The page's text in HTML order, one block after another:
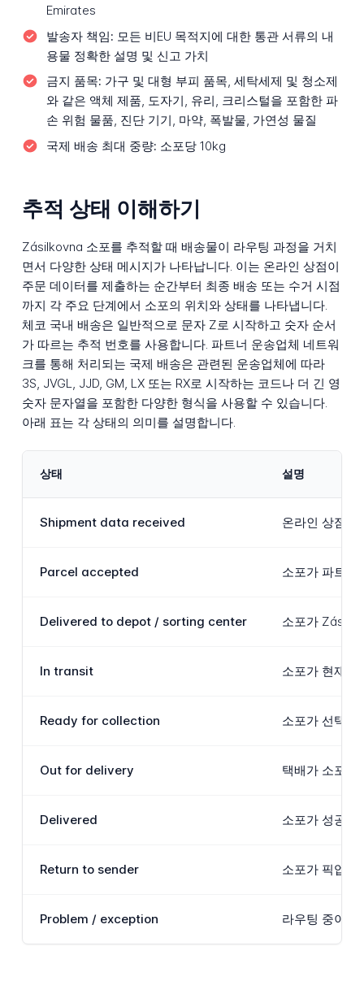
Emirates
발송자 책임: 모든 비EU 목적지에 대한 통관 서류의 내
용물 정확한 설명 및 신고 가치
금지 품목: 가구 및 대형 부피 품목, 세탁세제 및 청소제
와 같은 액체 제품, 도자기, 유리, 크리스털을 포함한 파
손 위험 물품, 진단 기기, 마약, 폭발물, 가연성 물질
국제 배송 최대 중량: 소포당 10kg
추적 상태 이해하기
Zásilkovna 소포를 추적할 때 배송물이 라우팅 과정을 거치
면서 다양한 상태 메시지가 나타납니다. 이는 온라인 상점이
주문 데이터를 제출하는 순간부터 최종 배송 또는 수거 시점
까지 각 주요 단계에서 소포의 위치와 상태를 나타냅니다.
체코 국내 배송은 일반적으로 문자 Z로 시작하고 숫자 순서
가 따르는 추적 번호를 사용합니다. 파트너 운송업체 네트워
크를 통해 처리되는 국제 배송은 관련된 운송업체에 따라
3S, JVGL, JJD, GM, LX 또는 RX로 시작하는 코드나 더 긴 영
숫자 문자열을 포함한 다양한 형식을 사용할 수 있습니다.
아래 표는 각 상태의 의미를 설명합니다.
상태 설명
Shipment data received 온라인 상점이
Parcel accepted 소포가 파트너
Delivered to depot / sorting center 소포가
In transit 소포가 현재
Ready for collection 소포가 선택된
Out for delivery 택배가 소포를
Delivered 소포가 성공적
Return to sender 소포가 픽업
Problem / exception 라우팅 중이나